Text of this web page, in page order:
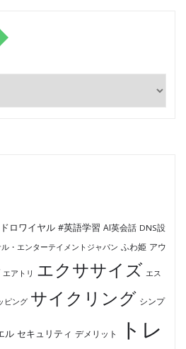
ロワイヤル #英語学習 AI英会話 DNS設
・エンターテイメントジャパン ふわ姫 アウ
エアトリ エクササイズ エス
ピング サイクリング シンプ
ル セキュリティ デメリット
トレ